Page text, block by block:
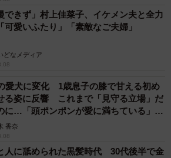
できず」村上佳菜子、イケメン夫と全力
可愛いふたり」「素敵なご夫婦」
どなメディア
愛犬に変化 1歳息子の膝で甘える初め
る姿に反響 これまで「見守る立場」だ
に…「頭ポンポンが愛に満ちている」
」
香奈
人に舐められた黒髪時代 30代後半で金